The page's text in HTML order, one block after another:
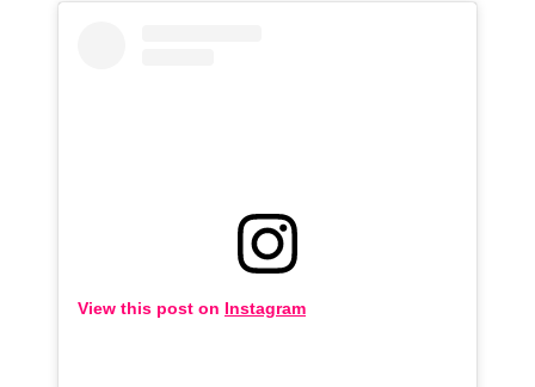
View this post on Instagram